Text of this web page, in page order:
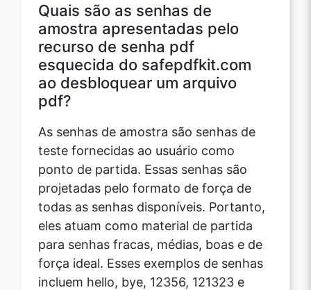
Quais são as senhas de
amostra apresentadas pelo
recurso de senha pdf
esquecida do safepdfkit.com
ao desbloquear um arquivo
pdf?
As senhas de amostra são senhas de
teste fornecidas ao usuário como
ponto de partida. Essas senhas são
projetadas pelo formato de força de
todas as senhas disponíveis. Portanto,
eles atuam como material de partida
para senhas fracas, médias, boas e de
força ideal. Esses exemplos de senhas
incluem hello, bye, 12356, 121323 e